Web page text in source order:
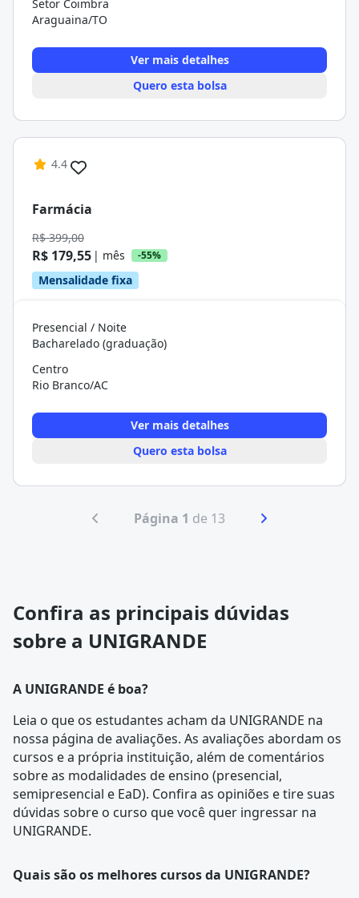
Setor Coimbra
Araguaina/TO
Ver mais detalhes
Quero esta bolsa
4.4
Farmácia
R$ 399,00
R$ 179,55 | mês -55%
Mensalidade fixa
Presencial / Noite
Bacharelado (graduação)
Centro
Rio Branco/AC
Ver mais detalhes
Quero esta bolsa
Página 1 de 13
Confira as principais dúvidas
sobre a UNIGRANDE
A UNIGRANDE é boa?
Leia o que os estudantes acham da UNIGRANDE na
nossa página de avaliações. As avaliações abordam os
cursos e a própria instituição, além de comentários
sobre as modalidades de ensino (presencial,
semipresencial e EaD). Confira as opiniões e tire suas
dúvidas sobre o curso que você quer ingressar na
UNIGRANDE.
Quais são os melhores cursos da UNIGRANDE?